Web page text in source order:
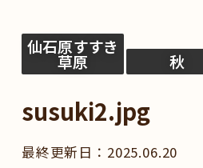
仙石原すすき
草原 秋
susuki2.jpg
2025.06.20